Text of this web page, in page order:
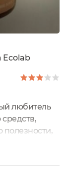
Ecolab
любитель
полезности,
Столько